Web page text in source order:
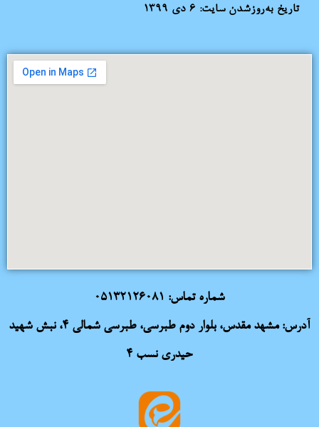
تاریخ به‌روزشدن سایت: ۶ دی ۱۳۹۹
شماره تماس: 05132126081
آدرس: مشهد مقدس، بلوار دوم طبرسی، طبرسی شمالی 4، نبش شهید
حیدری نسب 4